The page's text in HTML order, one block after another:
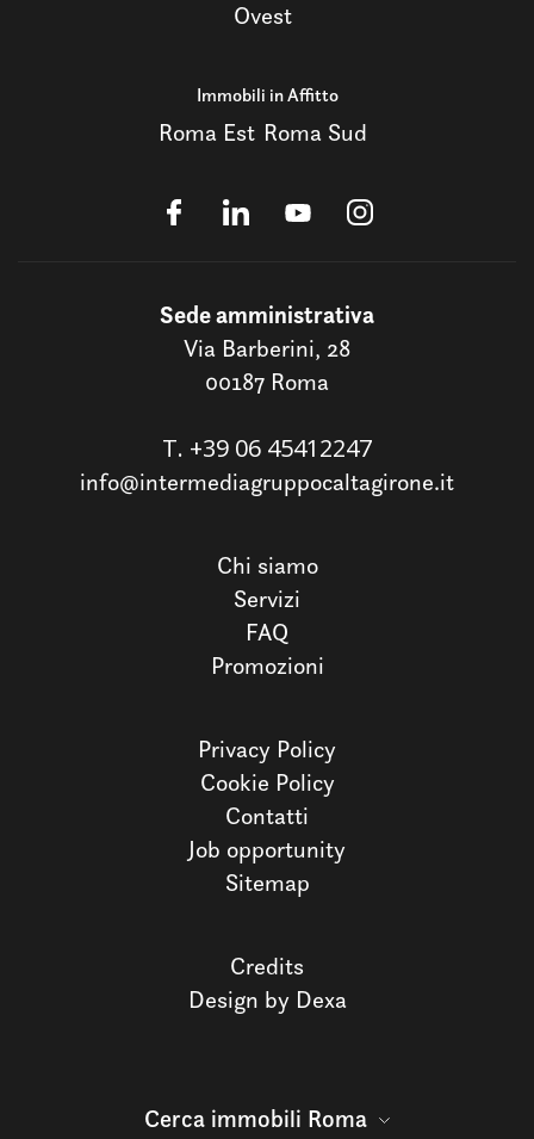
Ovest
Immobili in Affitto
Roma Est Roma Sud
Sede amministrativa
Via Barberini, 28
00187 Roma
T. +39 06 45412247
info@intermediagruppocaltagirone.it
Chi siamo
Servizi
FAQ
Promozioni
Privacy Policy
Cookie Policy
Contatti
Job opportunity
Sitemap
Credits
Design by Dexa
Cerca immobili Roma